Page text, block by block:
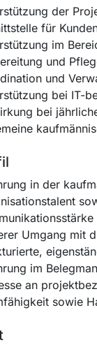
der
für
im
und
und
bei IT-
bei
in der
Umgang mit
im
an
sowie